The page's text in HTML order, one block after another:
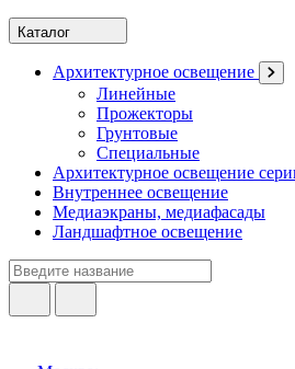
Каталог
Архитектурное освещение
Линейные
Прожекторы
Грунтовые
Специальные
Архитектурное освещение
Внутреннее освещение
Медиаэкраны, медиафасады
Ландшафтное освещение